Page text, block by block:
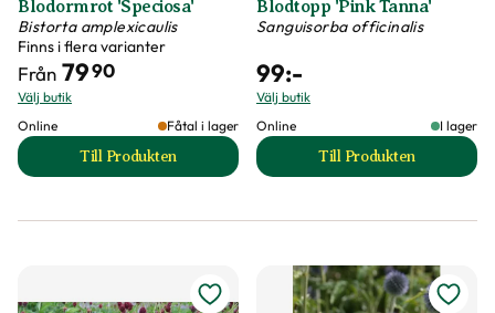
Blodormrot 'Speciosa'
Bistorta amplexicaulis
Finns i flera varianter
Från 7990
Välj butik
Online
Fåtal i lager
Till Produkten
till Blodormrot 'Speciosa' produktsida
Blodtopp 'Pink Tanna'
Sanguisorba officinalis
99:-
Välj butik
Online
I lager
Till Produkten
till Blodtopp 'Pink